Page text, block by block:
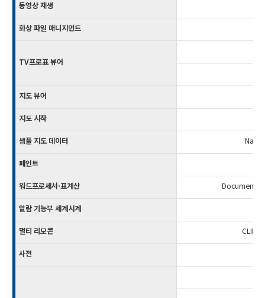
동영상 재생
화상 파일 매니지먼트
TV프로표 뷰어
지도 뷰어
지도 시작
샘플 지도 데이터
페인트
워드프로세서·표계산 Documents
알람 기능부 세계시계
멀티 리모콘 CLIE
사전